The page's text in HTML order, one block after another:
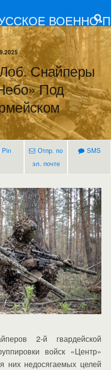
ВОЕННО-
Снайперы
Под
Pin
Отпр. по
эл. почте
SMS
2-й гвардейской
войск «Центр»
них недосягаемых целей